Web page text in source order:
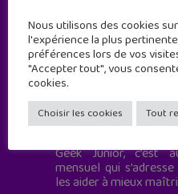
Geek Junior est le
à destination des
Geek Junior, c’est
mensuel qui
les aider à mieux
Nous utilisons des cookies
l'expérience la plus
préférences lors de vos
"Accepter tout", vous
cookies.
Choisir les cookies Tout